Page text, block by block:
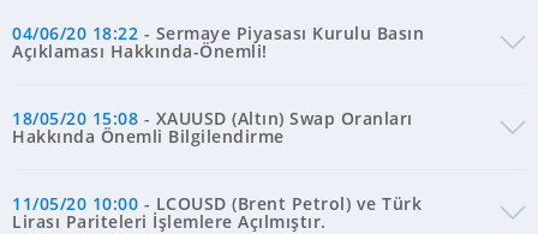
04/06/20 18:22 - Sermaye Piyasası Kurulu Basın
Açıklaması Hakkında-Önemli!
18/05/20 15:08 - XAUUSD (Altın) Swap Oranları
Hakkında Önemli Bilgilendirme
11/05/20 10:00 - LCOUSD (Brent Petrol) ve Türk
Lirası Pariteleri İşlemlere Açılmıştır.